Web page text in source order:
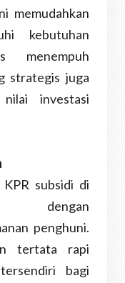
memudahkan
kebutuhan
menempuh
strategis juga
investasi
subsidi di
dengan
penghuni.
tertata rapi
bagi